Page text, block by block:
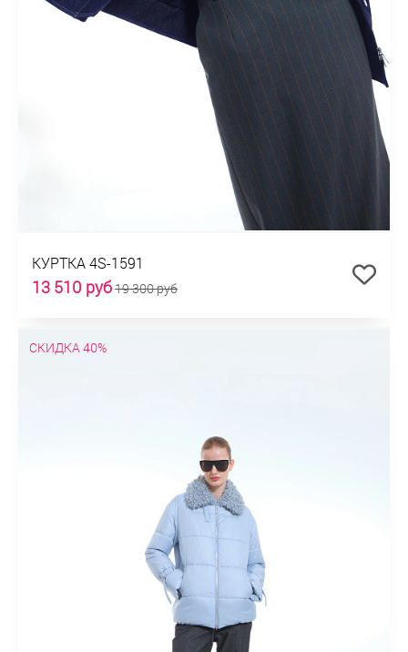
КУРТКА 4S-1591
13 510 руб19 300 руб
СКИДКА 40%